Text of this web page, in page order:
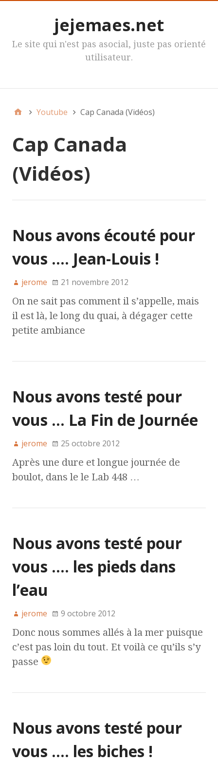
jejemaes.net
Le site qui n'est pas asocial, juste pas orienté
utilisateur.
Youtube Cap Canada (Vidéos)
Cap Canada
(Vidéos)
Nous avons écouté pour
vous …. Jean-Louis !
jerome 21 novembre 2012
On ne sait pas comment il s’appelle, mais
il est là, le long du quai, à dégager cette
petite ambiance
Nous avons testé pour
vous … La Fin de Journée
jerome 25 octobre 2012
Après une dure et longue journée de
boulot, dans le le Lab 448 …
Nous avons testé pour
vous …. les pieds dans
l’eau
jerome 9 octobre 2012
Donc nous sommes allés à la mer puisque
c’est pas loin du tout. Et voilà ce qu’ils s’y
passe
Nous avons testé pour
vous …. les biches !